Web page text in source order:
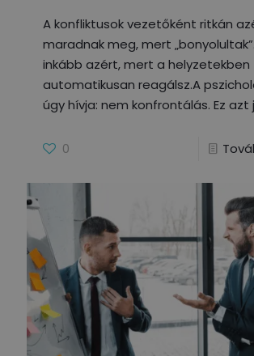
A konfliktusok vezetőként ritkán
maradnak meg, mert
inkább azért, mert a helyzetekben
automatikusan reagálsz.A
úgy hívja: nem konfrontálás. Ez azt
0